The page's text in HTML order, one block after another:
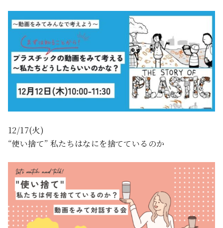
12/17(火)
“使い捨て” 私たちはなにを捨てているのか